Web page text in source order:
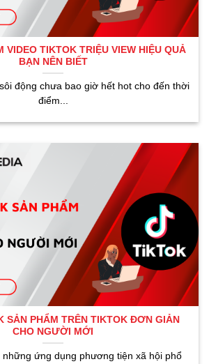
VIDEO TIKTOK TRIỆU VIEW HIỆU QUẢ
BẠN NÊN BIẾT
động chưa bao giờ hết hot cho đến thời
điểm...
SẢN PHẨM TRÊN TIKTOK ĐƠN GIẢN
CHO NGƯỜI MỚI
những ứng dụng phương tiện xã hội phổ